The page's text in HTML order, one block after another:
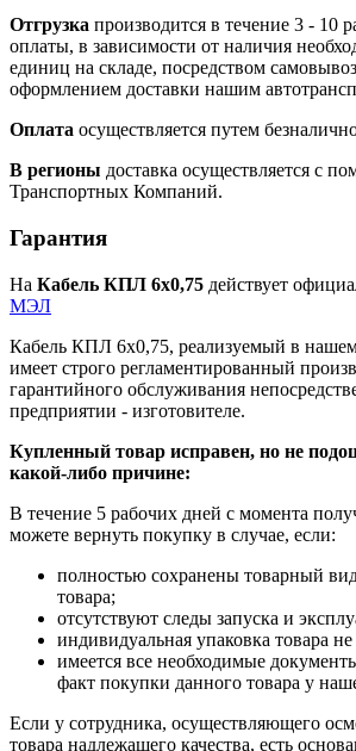
Отгрузка производится в течение 3 - 10
оплаты, в зависимости от наличия
единиц на складе, посредством
оформлением доставки нашим
Оплата осуществляется путем
В регионы доставка осуществляется с
Транспортных Компаний.
Гарантия
На Кабель КПЛ 6х0,75 действует
МЭЛ
Кабель КПЛ 6х0,75, реализуемый в
имеет строго регламентированный
гарантийного обслуживания
предприятии - изготовителе.
Купленный товар исправен, но не
какой-либо причине:
В течение 5 рабочих дней с момента
можете вернуть покупку в случае, если:
полностью сохранены товарный
товара;
отсутствуют следы запуска и
индивидуальная упаковка товара
имеется все необходимые
факт покупки данного товара у
Если у сотрудника, осуществляющего
товара надлежащего качества, есть